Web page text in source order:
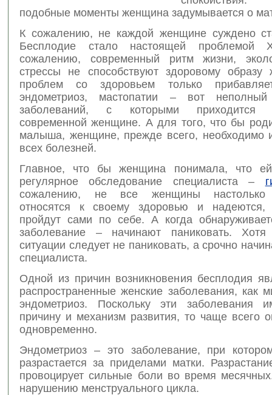
подобные моменты женщина задумывается о
К сожалению, не каждой женщине суждено
Бесплодие стало настоящей проблемой
сожалению, современный ритм жизни,
стрессы не способствуют здоровому
проблем со здоровьем только
эндометриоз, мастопатии – вот
заболеваний, с которыми приходится
современной женщине. А для того, что бы
малыша, женщине, прежде всего, необходимо
всех болезней.
Главное, что бы женщина понимала, что
регулярное обследование специалиста –
сожалению, не все женщины настолько
относятся к своему здоровью и надеются,
пройдут сами по себе. А когда
заболевание – начинают паниковать.
ситуации следует не паниковать, а срочно
специалиста.
Одной из причин возникновения бесплодия
распространенные женские заболевания, как
эндометриоз. Поскольку эти заболевания
причину и механизм развития, то чаще всего
одновременно.
Эндометриоз – это заболевание, при
разрастается за приделами матки.
провоцирует сильные боли во время
нарушению менструального цикла.